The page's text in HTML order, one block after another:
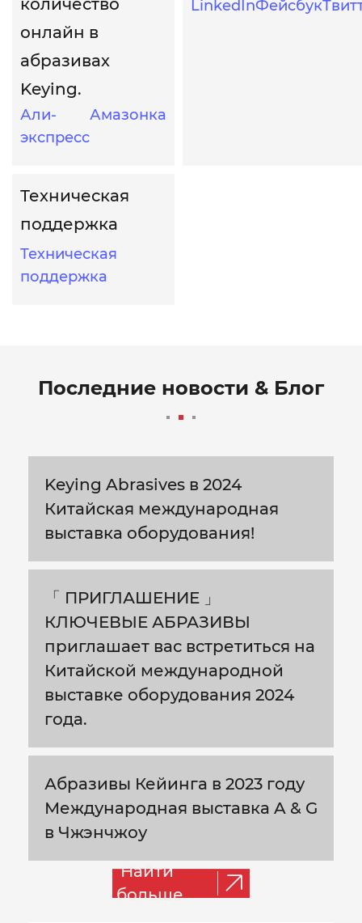
количество
онлайн в
абразивах
Keying.
Али-
экспресс
Амазонка
LinkedInФейсбук
Техническая
поддержка
Техническая
поддержка
Последние новости & Блог
Keying Abrasives в 2024
Китайская международная
выставка оборудования!
「 ПРИГЛАШЕНИЕ 」
КЛЮЧЕВЫЕ АБРАЗИВЫ
приглашает вас встретиться на
Китайской международной
выставке оборудования 2024
года.
Абразивы Кейинга в 2023 году
Международная выставка A & G
в Чжэнчжоу
Найти
больше